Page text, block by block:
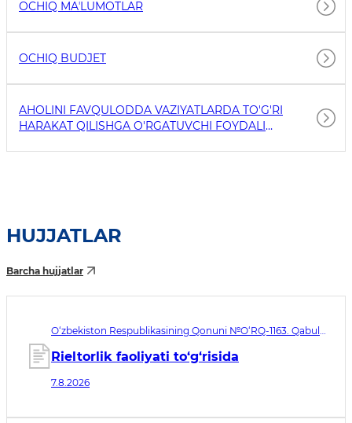
OCHIQ MAʼLUMOTLAR
OCHIQ BUDJET
AHOLINI FAVQULODDA VAZIYATLARDA TO'G'RI
HARAKAT QILISHGA O'RGATUVCHI FOYDALI
HUJJATLAR
Barcha hujjatlar
O‘zbekiston Respublikasining Qonuni №O‘RQ-1163. Qabul
Rieltorlik faoliyati to‘g‘risida
7.8.2026